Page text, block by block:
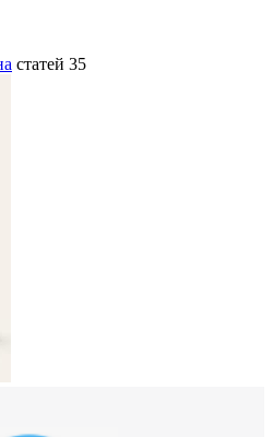
статей 35